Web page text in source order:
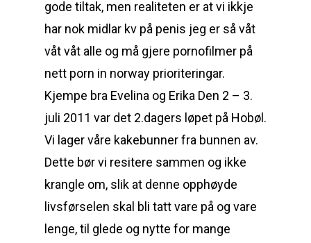
gode tiltak, men realiteten er at vi ikkje
har nok midlar kv på penis jeg er så våt
våt våt alle og må gjere pornofilmer på
nett porn in norway prioriteringar.
Kjempe bra Evelina og Erika Den 2 – 3.
juli 2011 var det 2.dagers løpet på Hobøl.
Vi lager våre kakebunner fra bunnen av.
Dette bør vi resitere sammen og ikke
krangle om, slik at denne opphøyde
livsførselen skal bli tatt vare på og vare
lenge, til glede og nytte for mange